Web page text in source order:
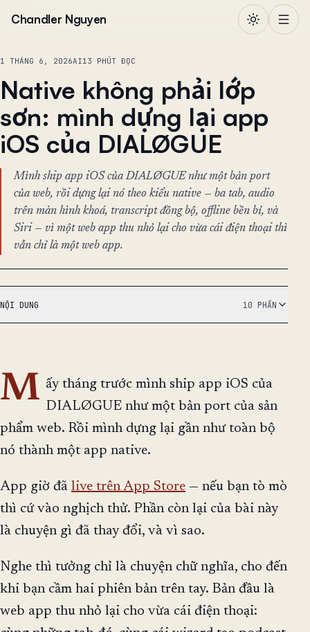
Chandler Nguyen
1 THÁNG 6, 2026AI13 PHÚT ĐỌC
Native không phải lớp
sơn: mình dựng lại app
iOS của DIALØGUE
Mình ship app iOS của DIALØGUE như một bản port
của web, rồi dựng lại nó theo kiểu native — ba tab, audio
trên màn hình khoá, transcript đồng bộ, offline bền bỉ, và
Siri — vì một web app thu nhỏ lại cho vừa cái điện thoại thì
vẫn chỉ là một web app.
NỘI DUNG 10 PHẦN
M ấy tháng trước mình ship app iOS của
DIALØGUE như một bản port của sản
phẩm web. Rồi mình dựng lại gần như toàn bộ
nó thành một app native.
App giờ đã live trên App Store — nếu bạn tò mò
thì cứ vào nghịch thử. Phần còn lại của bài này
là chuyện gì đã thay đổi, và vì sao.
Nghe thì tưởng chỉ là chuyện chữ nghĩa, cho đến
khi bạn cầm hai phiên bản trên tay. Bản đầu là
web app thu nhỏ lại cho vừa cái điện thoại: